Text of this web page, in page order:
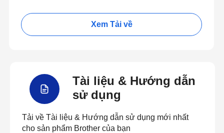
Xem Tải về
Tài liệu & Hướng dẫn
sử dụng
Tải về Tài liệu & Hướng dẫn sử dụng mới nhất
cho sản phẩm Brother của bạn